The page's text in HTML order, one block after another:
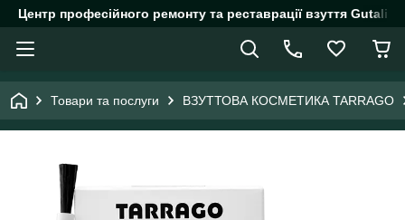
Центр професійного ремонту та реставрації взуття
Товари та послуги ВЗУТТОВА КОСМЕТИКА TARRAGO